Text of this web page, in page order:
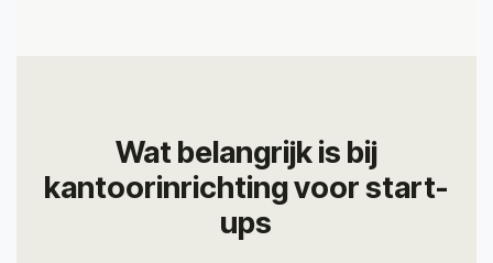
Wat belangrijk is bij
kantoorinrichting voor start-
ups